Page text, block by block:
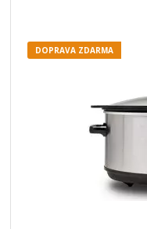
DOPRAVA ZDARMA